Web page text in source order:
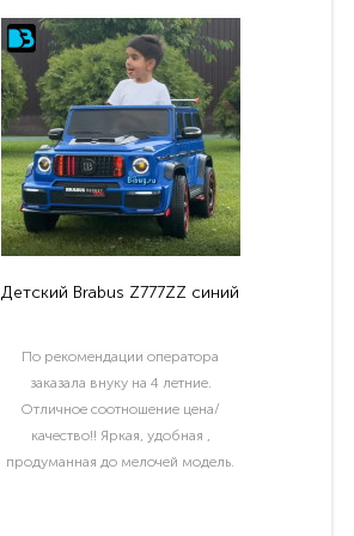
Детский Brabus Z777ZZ синий
По рекомендации оператора
заказала внуку на 4 летние.
Отличное соотношение цена/
качество!! Яркая, удобная ,
продуманная до мелочей модель.